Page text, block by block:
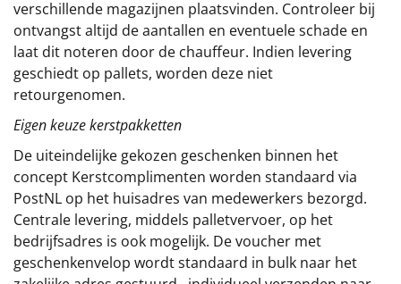
verschillende magazijnen plaatsvinden. Controleer bij
ontvangst altijd de aantallen en eventuele schade en
laat dit noteren door de chauffeur. Indien levering
geschiedt op pallets, worden deze niet
retourgenomen.
Eigen keuze kerstpakketten
De uiteindelijke gekozen geschenken binnen het
concept Kerstcomplimenten worden standaard via
PostNL op het huisadres van medewerkers bezorgd.
Centrale levering, middels palletvervoer, op het
bedrijfsadres is ook mogelijk. De voucher met
geschenkenvelop wordt standaard in bulk naar het